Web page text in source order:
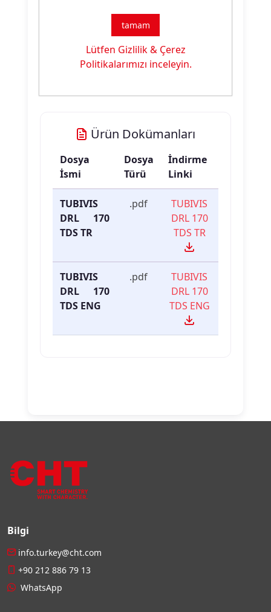
Kıvamlaştırıcı Malzeme
Çok İyi Basılabilirlik & İyi
Ürün Dokümanları
Dosya
İsmi
Dosya
Türü
İndirme
Linki
TUBIVIS
DRL 170
TDS TR
.pdf
TUBIVIS
DRL 170
TDS TR
TUBIVIS
DRL 170
TDS ENG
.pdf
TUBIVIS
DRL 170
TDS ENG
Bilgi
info.turkey@cht.com
+90 212 886 79 13
WhatsApp
tamam
Lütfen Gizlilik & Çerez
Politikalarımızı inceleyin.